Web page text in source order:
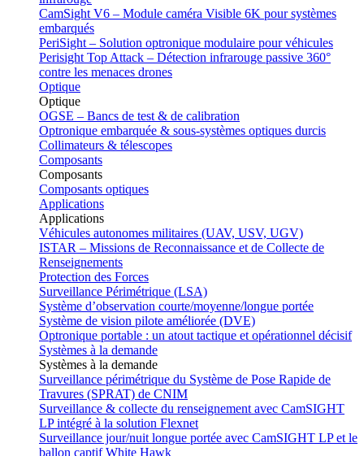
CamSight V6 – Module caméra Visible 6K pour systèmes
embarqués
PeriSight – Solution optronique modulaire pour véhicules
Perisight Top Attack – Détection infrarouge passive 360°
contre les menaces drones
Optique
Optique
OGSE – Bancs de test & de calibration
Optronique embarquée & sous-systèmes optiques durcis
Collimateurs & télescopes
Composants
Composants
Composants optiques
Applications
Applications
Véhicules autonomes militaires (UAV, USV, UGV)
ISTAR – Missions de Reconnaissance et de Collecte de
Renseignements
Protection des Forces
Surveillance Périmétrique (LSA)
Système d’observation courte/moyenne/longue portée
Système de vision pilote améliorée (DVE)
Optronique portable : un atout tactique et opérationnel décisif
Systèmes à la demande
Systèmes à la demande
Surveillance périmétrique du Système de Pose Rapide de
Travures (SPRAT) de CNIM
Surveillance & collecte du renseignement avec CamSIGHT
LP intégré à la solution Flexnet
Surveillance jour/nuit longue portée avec CamSIGHT LP et le
ballon captif White Hawk